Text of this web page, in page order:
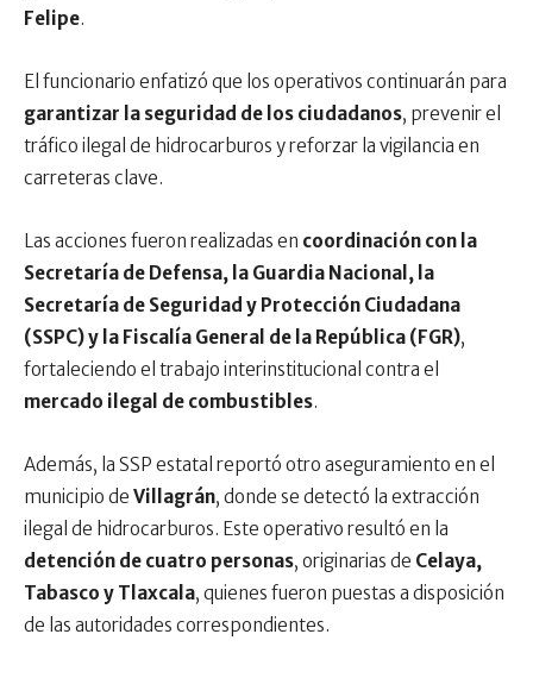
Felipe.
El funcionario enfatizó que los operativos continuarán para
garantizar la seguridad de los ciudadanos, prevenir el
tráfico ilegal de hidrocarburos y reforzar la vigilancia en
carreteras clave.
Las acciones fueron realizadas en coordinación con la
Secretaría de Defensa, la Guardia Nacional, la
Secretaría de Seguridad y Protección Ciudadana
(SSPC) y la Fiscalía General de la República (FGR),
fortaleciendo el trabajo interinstitucional contra el
mercado ilegal de combustibles.
Además, la SSP estatal reportó otro aseguramiento en el
municipio de Villagrán, donde se detectó la extracción
ilegal de hidrocarburos. Este operativo resultó en la
detención de cuatro personas, originarias de Celaya,
Tabasco y Tlaxcala, quienes fueron puestas a disposición
de las autoridades correspondientes.